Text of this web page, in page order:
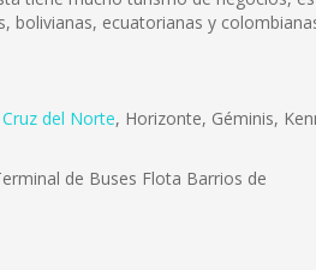
bolivianas, ecuatorianas y
Cruz del Norte, Horizonte, Géminis,
de Buses Flota Barrios de